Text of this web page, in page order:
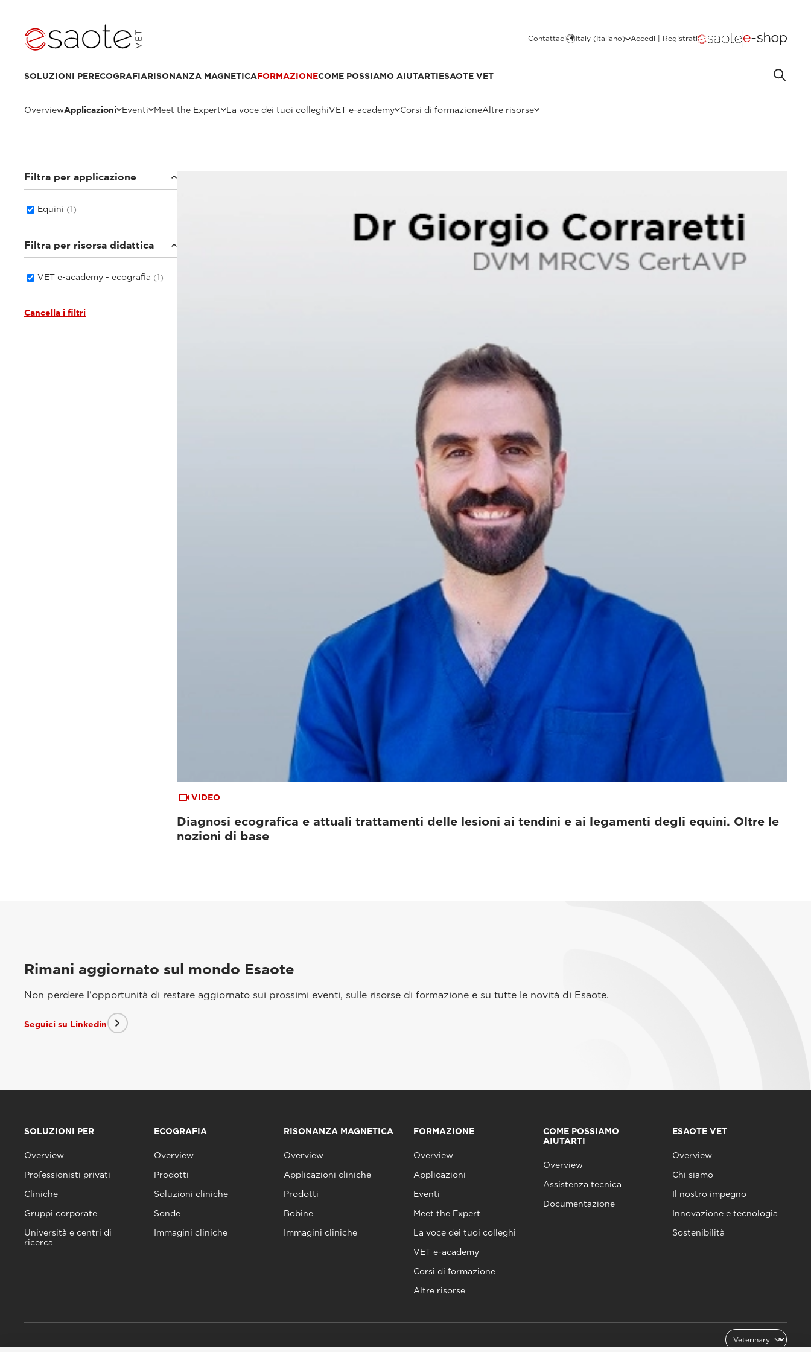
Contattaci Italy (Italiano) Accedi | Registrati
SOLUZIONI PERECOGRAFIARISONANZA MAGNETICAFORMAZIONECOME POSSIAMO AIUTARTIESAOTE VET
OverviewApplicazioni Eventi Meet the Expert La voce dei tuoi colleghiVET e-academy Corsi di formazioneAltre risorse
Filtra per applicazione
Equini (1)
Filtra per risorsa didattica
VET e-academy - ecografia (1)
Cancella i filtri
VIDEO
Diagnosi ecografica e attuali trattamenti delle lesioni ai tendini e ai legamenti degli equini. Oltre le
nozioni di base
Rimani aggiornato sul mondo Esaote
Non perdere l'opportunità di restare aggiornato sui prossimi eventi, sulle risorse di formazione e su tutte le novità di Esaote.
Seguici su Linkedin
SOLUZIONI PER
Overview
Professionisti privati
Cliniche
Gruppi corporate
Università e centri di
ricerca
ECOGRAFIA
Overview
Prodotti
Soluzioni cliniche
Sonde
Immagini cliniche
RISONANZA MAGNETICA
Overview
Applicazioni cliniche
Prodotti
Bobine
Immagini cliniche
FORMAZIONE
Overview
Applicazioni
Eventi
Meet the Expert
La voce dei tuoi colleghi
VET e-academy
Corsi di formazione
Altre risorse
COME POSSIAMO
AIUTARTI
Overview
Assistenza tecnica
Documentazione
ESAOTE VET
Overview
Chi siamo
Il nostro impegno
Innovazione e tecnologia
Sostenibilità